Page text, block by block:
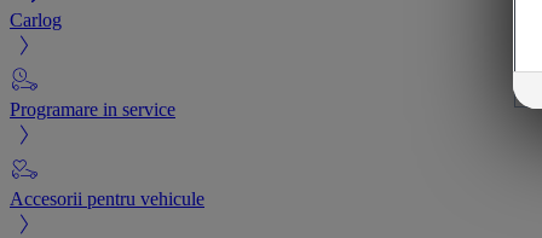
Carlog
Programare in service
Accesorii pentru vehicule